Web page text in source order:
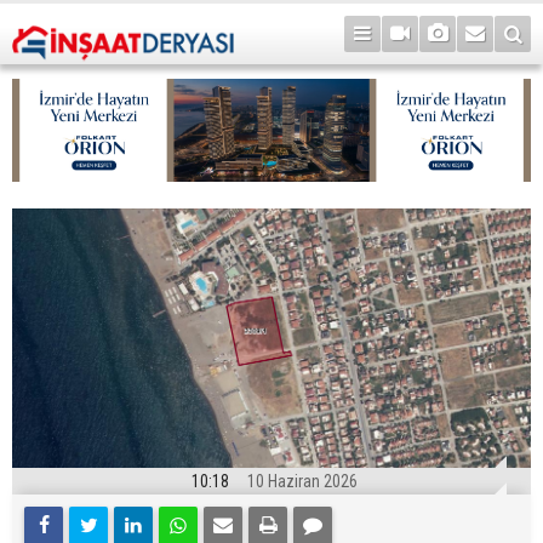
10:18 10 Haziran 2026